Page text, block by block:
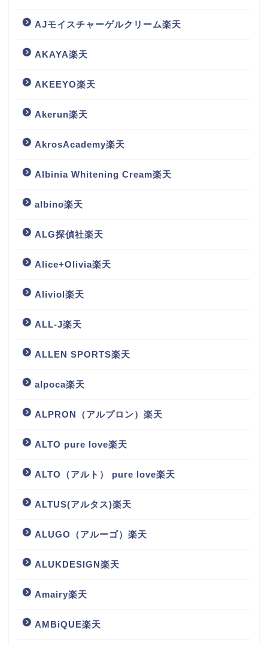
AJモイスチャーゲルクリーム楽天
AKAYA楽天
AKEEYO楽天
Akerun楽天
AkrosAcademy楽天
Albinia Whitening Cream楽天
albino楽天
ALG探偵社楽天
Alice+Olivia楽天
Aliviol楽天
ALL-J楽天
ALLEN SPORTS楽天
alpoca楽天
ALPRON（アルプロン）楽天
ALTO pure love楽天
ALTO（アルト） pure love楽天
ALTUS(アルタス)楽天
ALUGO（アルーゴ）楽天
ALUKDESIGN楽天
Amairy楽天
AMBiQUE楽天